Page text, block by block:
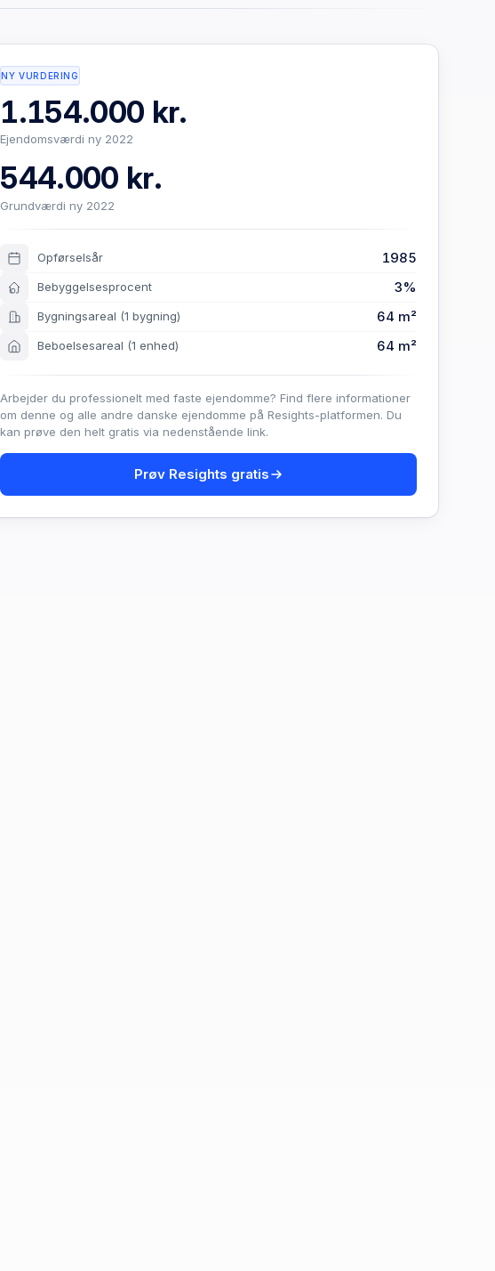
NY VURDERING
1.154.000 kr.
Ejendomsværdi ny 2022
544.000 kr.
Grundværdi ny 2022
Opførselsår 1985
Bebyggelsesprocent 3%
Bygningsareal (1 bygning) 64 m²
Beboelsesareal (1 enhed) 64 m²
Arbejder du professionelt med faste ejendomme? Find flere informationer
om denne og alle andre danske ejendomme på Resights-platformen. Du
kan prøve den helt gratis via nedenstående link.
Prøv Resights gratis